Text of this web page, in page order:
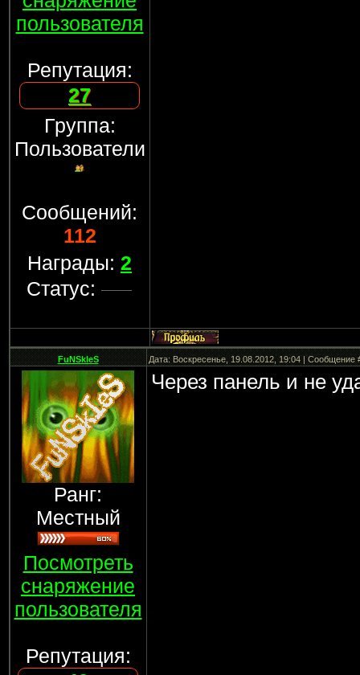
пользователя
Репутация:
27
Группа:
Пользователи
Сообщений:
112
Награды: 2
Статус:
FuNSkIeS Дата: Воскресенье, 19.08.2012, 19:04 | Сообщение
Ранг:
Местный
Посмотреть
снаряжение
пользователя
Репутация:
Через панель и не